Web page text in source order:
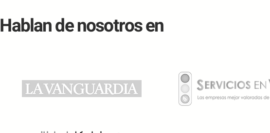
El Plan Auto+ ya es una
realidad: aprobado el Real
¿Merece la pena instalar un
cargador aunque todavía no
Hablan de nosotros en